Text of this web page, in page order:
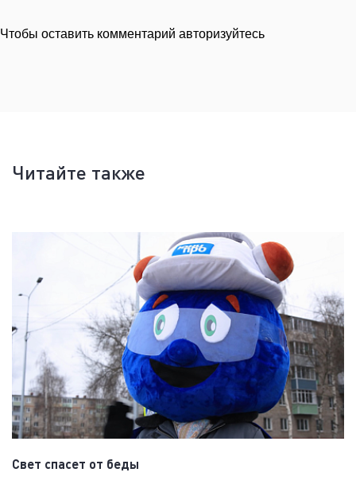
Чтобы оставить комментарий авторизуйтесь
Читайте также
Свет спасет от беды